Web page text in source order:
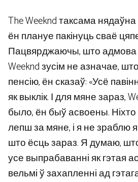
The Weeknd таксама
ён плануе пакінуць сваё
Пацвярджаючы, што адмова
Weeknd зусім не азначае,
пенсію, ён сказаў: «Усё
як выклік. І для мяне зараз,
было, ён быў асвоены. Ніхто
лепш за мяне, і я не зраблю
што ёсць зараз. Я думаю,
усе выпрабаванні як гэтая
вельмі ў захапленні ад